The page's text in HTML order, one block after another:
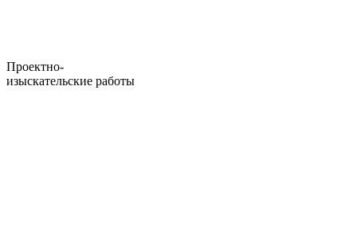
Проектно-
изыскательские работы